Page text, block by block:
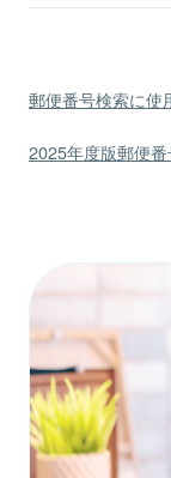
郵便番号検索に使
2025年度版郵便